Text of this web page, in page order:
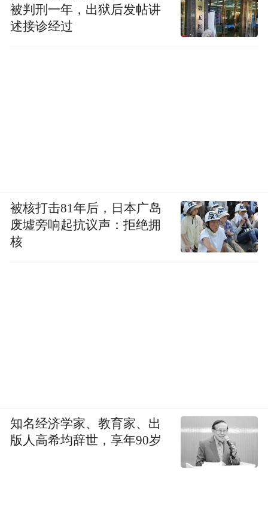
被判刑一年，出狱后发帖讲
述接诊经过
被核打击81年后，日本广岛
废墟旁响起抗议声：拒绝拥
核
知名经济学家、教育家、出
版人高希均辞世，享年90岁